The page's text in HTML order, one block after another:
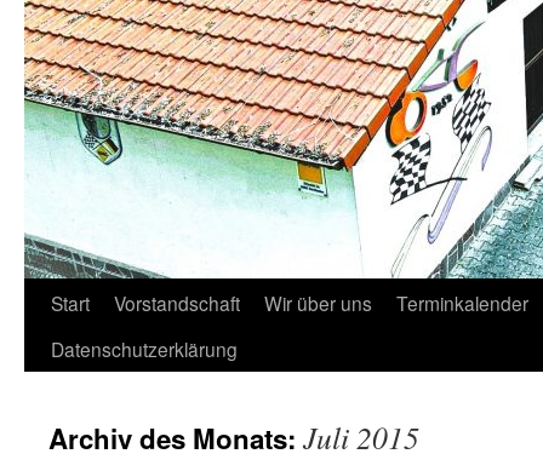
Start Vorstandschaft Wir über uns
Terminkalender
Datenschutzerklärung
Archiv des Monats: Juli 2015